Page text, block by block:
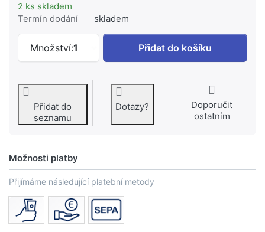
2 ks skladem
Termín dodání
skladem
Množství:1
KREINER odkouření STARR revizní
Přidat do košíku
Přidat do
seznamu
Dotazy?
Doporučit
ostatním
Možnosti platby
Přijímáme následující platební metody